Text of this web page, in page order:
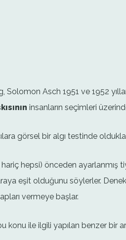
Solomon Asch 1951 ve 1952
insanların seçimleri
görsel bir algı testinde
hariç hepsi) önceden
eşit olduğunu söylerler.
vermeye başlar.
konu ile ilgili yapılan benzer bir